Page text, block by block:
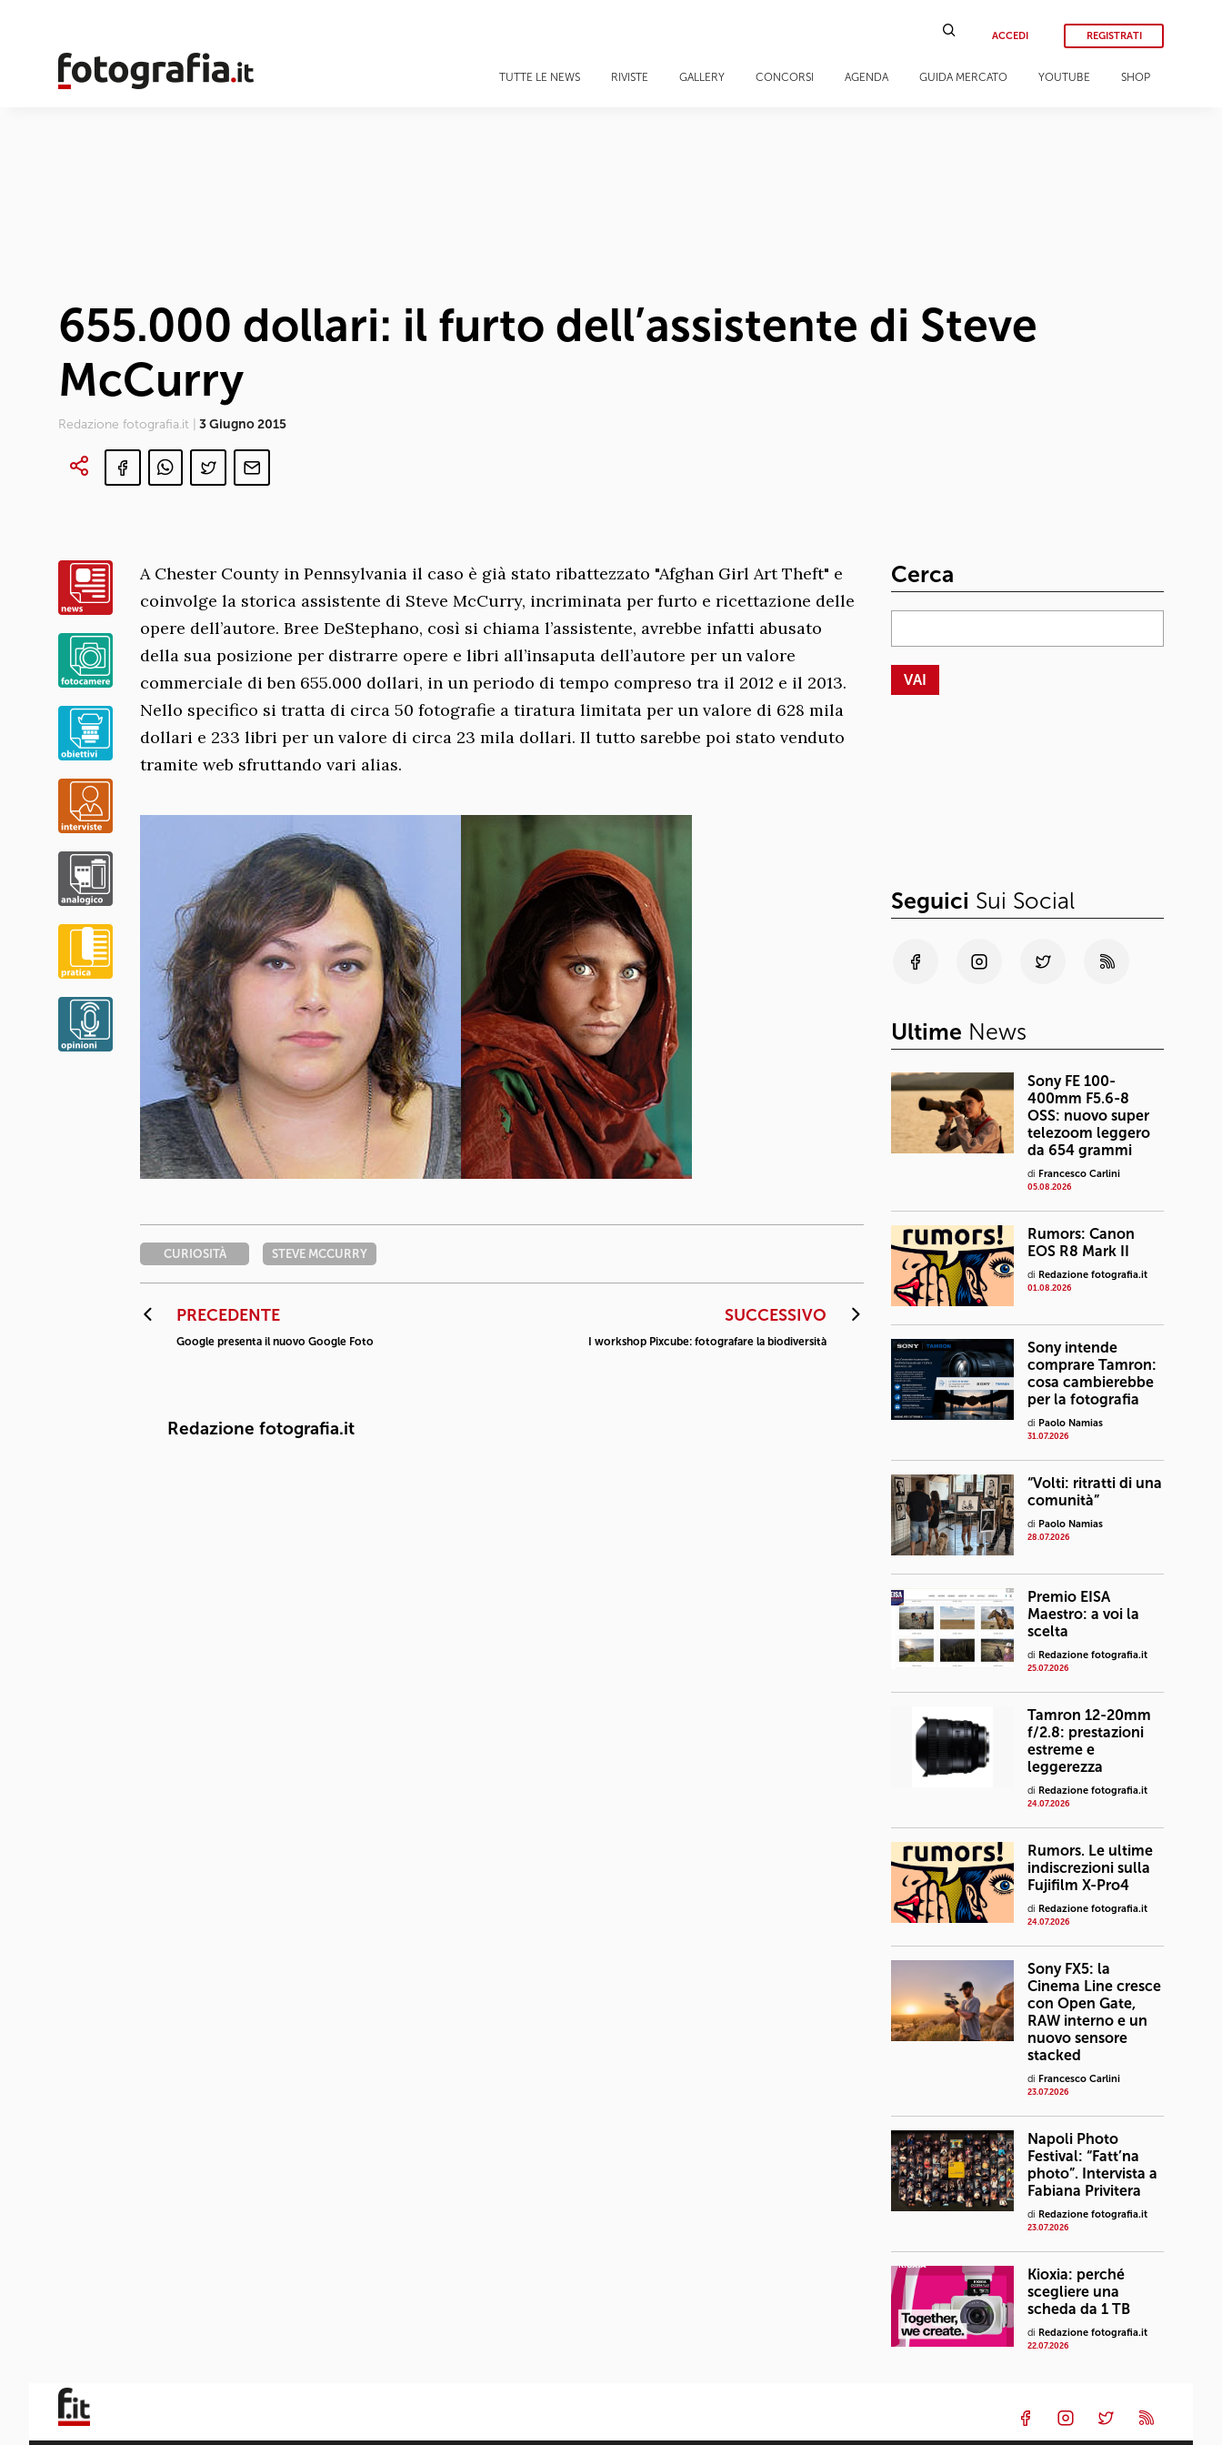
ACCEDI REGISTRATI
TUTTE LE NEWS RIVISTE GALLERY CONCORSI AGENDA GUIDA MERCATO YOUTUBE SHOP
655.000 dollari: il furto dell’assistente di Steve
McCurry
Redazione fotografia.it | 3 Giugno 2015
A Chester County in Pennsylvania il caso è già stato ribattezzato "Afghan Girl Art Theft" e
coinvolge la storica assistente di Steve McCurry, incriminata per furto e ricettazione delle
opere dell’autore. Bree DeStephano, così si chiama l’assistente, avrebbe infatti abusato
della sua posizione per distrarre opere e libri all’insaputa dell’autore per un valore
commerciale di ben 655.000 dollari, in un periodo di tempo compreso tra il 2012 e il 2013.
Nello specifico si tratta di circa 50 fotografie a tiratura limitata per un valore di 628 mila
dollari e 233 libri per un valore di circa 23 mila dollari. Il tutto sarebbe poi stato venduto
tramite web sfruttando vari alias.
CURIOSITÀ STEVE MCCURRY
PRECEDENTE
Google presenta il nuovo Google Foto
SUCCESSIVO
I workshop Pixcube: fotografare la biodiversità
Redazione fotografia.it
Cerca
Seguici Sui Social
Ultime News
Sony FE 100-
400mm F5.6-8
OSS: nuovo super
telezoom leggero
da 654 grammi
di Francesco Carlini
05.08.2026
Rumors: Canon
EOS R8 Mark II
di Redazione fotografia.it
01.08.2026
Sony intende
comprare Tamron:
cosa cambierebbe
per la fotografia
di Paolo Namias
31.07.2026
“Volti: ritratti di una
comunità”
di Paolo Namias
28.07.2026
Premio EISA
Maestro: a voi la
scelta
di Redazione fotografia.it
25.07.2026
Tamron 12-20mm
f/2.8: prestazioni
estreme e
leggerezza
di Redazione fotografia.it
24.07.2026
Rumors. Le ultime
indiscrezioni sulla
Fujifilm X-Pro4
di Redazione fotografia.it
24.07.2026
Sony FX5: la
Cinema Line cresce
con Open Gate,
RAW interno e un
nuovo sensore
stacked
di Francesco Carlini
23.07.2026
Napoli Photo
Festival: “Fatt’na
photo”. Intervista a
Fabiana Privitera
di Redazione fotografia.it
23.07.2026
Kioxia: perché
scegliere una
scheda da 1 TB
di Redazione fotografia.it
22.07.2026